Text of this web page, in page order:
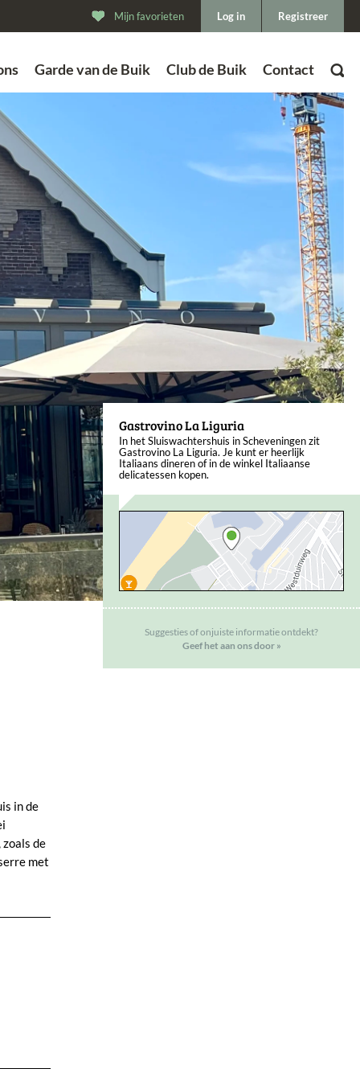
Gastrovino La Liguria
In het Sluiswachtershuis in Scheveningen zit
Gastrovino La Liguria. Je kunt er heerlijk
Italiaans dineren of in de winkel Italiaanse
delicatessen kopen.
Suggesties of onjuiste informatie ontdekt?
Geef het aan ons door »
in de
de
met
Registreer
Log in
Mijn favorieten
Garde van de Buik Club de Buik Contact
ZOEK